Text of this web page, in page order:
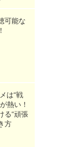
可能な
は“戦
熱い！
る“頑張
方